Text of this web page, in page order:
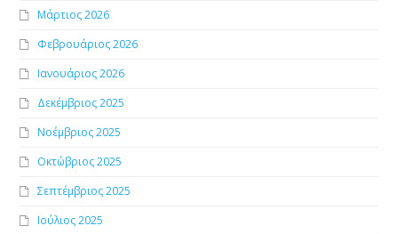
Μάρτιος 2026
Φεβρουάριος 2026
Ιανουάριος 2026
Δεκέμβριος 2025
Νοέμβριος 2025
Οκτώβριος 2025
Σεπτέμβριος 2025
Ιούλιος 2025